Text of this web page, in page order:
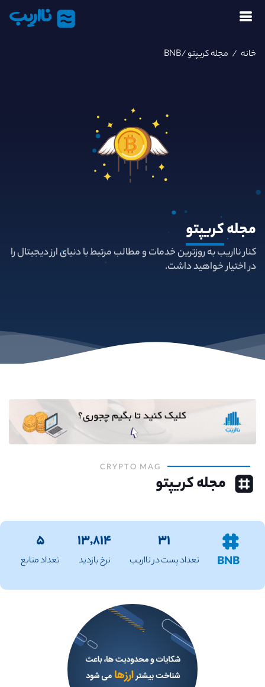
نااریب
خانه / مجله کریپتو/BNB
مجلهکریپتو
کنار نااریب به روزترین خدمات و مطالب مرتبط با دنیای ارز دیجیتال را
در اختیار خواهید داشت.
CRYPTO MAG
مجله کریپتو
BNB
۳۱
تعداد پست در نااریب
۱۳,۸۱۴
نرخ بازدید
۵
تعداد منابع